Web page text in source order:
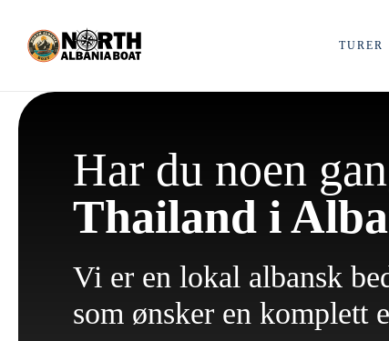
innhold
TURER
Har du noen
Thailand i
Vi er en lokal albansk
som ønsker en komplett